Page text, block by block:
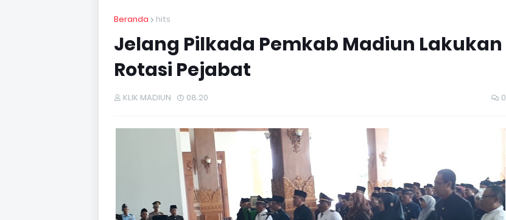
Beranda hits
Jelang Pilkada Pemkab Madiun Lakukan
Rotasi Pejabat
KLIK MADIUN 08.20 0